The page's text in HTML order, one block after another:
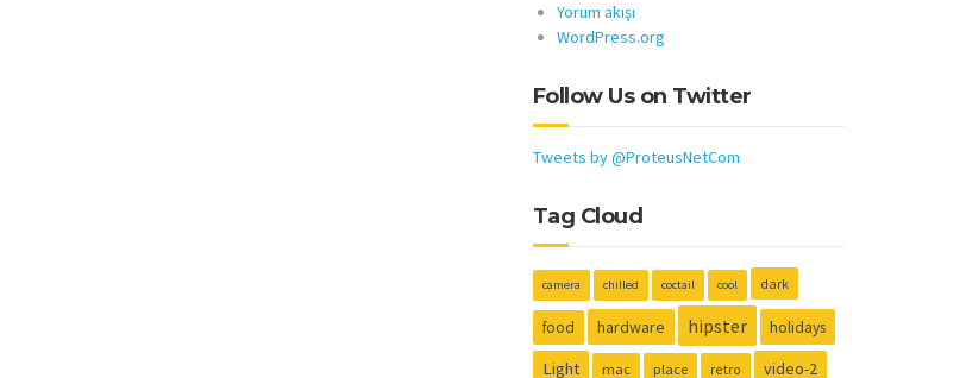
Yorum akışı
WordPress.org
Follow Us on Twitter
Tweets by @ProteusNetCom
Tag Cloud
camera chilled coctail cool dark
food hardware hipster
holidays
Light
mac place retro video-2